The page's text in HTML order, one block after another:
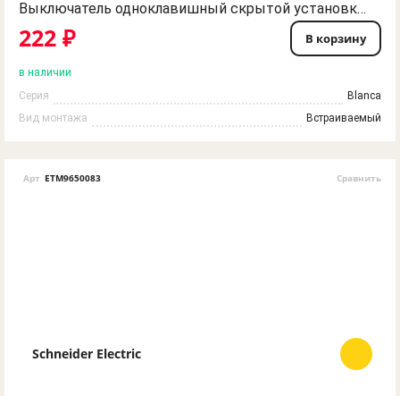
Выключатель одноклавишный скрытой установки антрацит BLNVS010106 BLANCA Schneider Electric
222 ₽ В корзину
в наличии
Серия
Blanca
Вид монтажа
Встраиваемый
Арт ETM9650083 Сравнить
Schneider Electric